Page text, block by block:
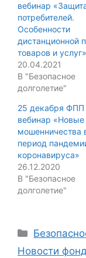
вебинар
потребителей.
Особенности
дистанционной
товаров и услуг»
20.04.2021
В "Безопасное
долголетие"
25 декабря ФПП
вебинар «Новые
мошенничества
период
коронавируса»
26.12.2020
В "Безопасное
долголетие"
Categories
Новости